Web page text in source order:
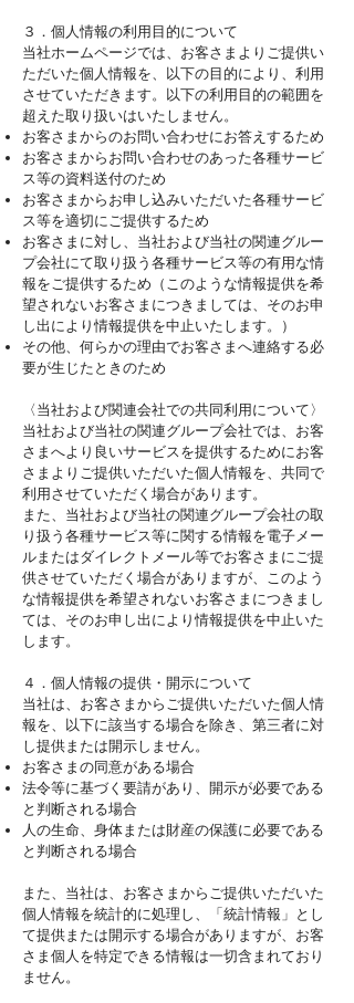
３．個人情報の利用目的について
当社ホームページでは、お客さまよりご提供い
ただいた個人情報を、以下の目的により、利用
させていただきます。以下の利用目的の範囲を
超えた取り扱いはいたしません。
お客さまからのお問い合わせにお答えするため
お客さまからお問い合わせのあった各種サービ
ス等の資料送付のため
お客さまからお申し込みいただいた各種サービ
ス等を適切にご提供するため
お客さまに対し、当社および当社の関連グルー
プ会社にて取り扱う各種サービス等の有用な情
報をご提供するため（このような情報提供を希
望されないお客さまにつきましては、そのお申
し出により情報提供を中止いたします。）
その他、何らかの理由でお客さまへ連絡する必
要が生じたときのため​​​
〈当社および関連会社での共同利用について〉
当社および当社の関連グループ会社では、お客
さまへより良いサービスを提供するためにお客
さまよりご提供いただいた個人情報を、共同で
利用させていただく場合があります。
また、当社および当社の関連グループ会社の取
り扱う各種サービス等に関する情報を電子メー
ルまたはダイレクトメール等でお客さまにご提
供させていただく場合がありますが、このよう
な情報提供を希望されないお客さまにつきまし
ては、そのお申し出により情報提供を中止いた
します。
４．個人情報の提供・開示について
当社は、お客さまからご提供いただいた個人情
報を、以下に該当する場合を除き、第三者に対
し提供または開示しません。
お客さまの同意がある場合
法令等に基づく要請があり、開示が必要である
と判断される場合
人の生命、身体または財産の保護に必要である
と判断される場合
また、当社は、お客さまからご提供いただいた
個人情報を統計的に処理し、「統計情報」とし
て提供または開示する場合がありますが、お客
さま個人を特定できる情報は一切含まれており
ません。